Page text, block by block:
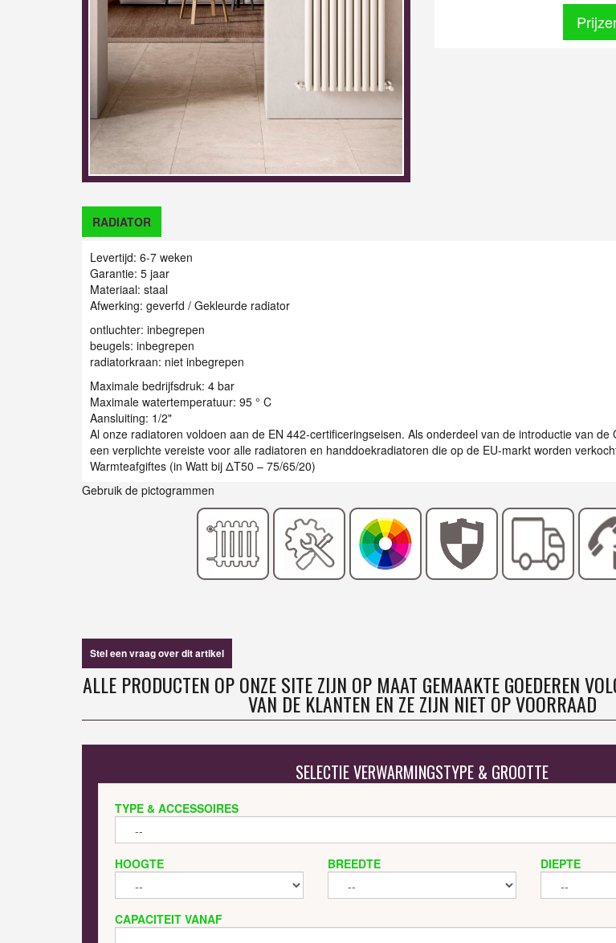
RADIATOR
Levertijd: 6-7 weken
Garantie: 5 jaar
Materiaal: staal
Afwerking: geverfd / Gekleurde radiator
ontluchter: inbegrepen
beugels: inbegrepen
radiatorkraan: niet inbegrepen
Maximale bedrijfsdruk: 4 bar
Maximale watertemperatuur: 95 ° C
Aansluiting: 1/2"
Al onze radiatoren voldoen aan de EN 442-certificeringseisen. Als onderdeel van de introductie van de
een verplichte vereiste voor alle radiatoren en handdoekradiatoren die op de EU-markt worden
Warmteafgiftes (in Watt bij ΔT50 – 75/65/20)
Gebruik de pictogrammen
Stel een vraag over dit artikel
ALLE PRODUCTEN OP ONZE SITE ZIJN OP MAAT GEMAAKTE GOEDEREN
VAN DE KLANTEN EN ZE ZIJN NIET OP VOORRAAD
SELECTIE VERWARMINGSTYPE & GROOTTE
TYPE & ACCESSOIRES
HOOGTE BREEDTE DIEPTE
CAPACITEIT VANAF